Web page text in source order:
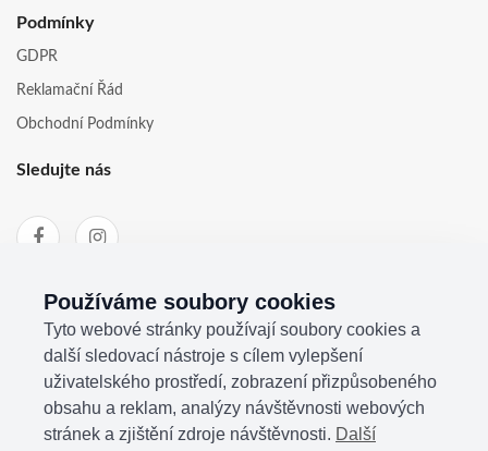
Podmínky
GDPR
Reklamační Řád
Obchodní Podmínky
Sledujte nás
Používáme soubory cookies
Tyto webové stránky používají soubory cookies a
další sledovací nástroje s cílem vylepšení
uživatelského prostředí, zobrazení přizpůsobeného
obsahu a reklam, analýzy návštěvnosti webových
stránek a zjištění zdroje návštěvnosti. Další